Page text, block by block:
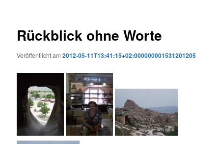
Rückblick ohne Worte
Veröffentlicht am2012-05-11T13:41:15+02:000000001531201205